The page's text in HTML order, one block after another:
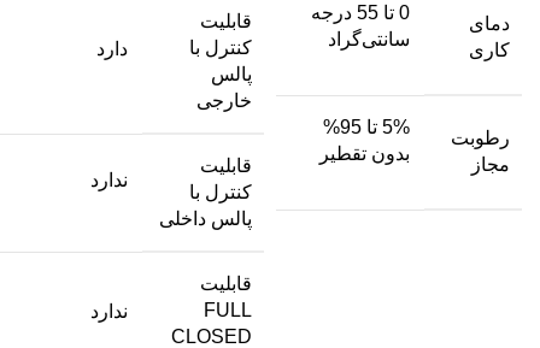
دمای
کاری
0 تا 55 درجه
سانتی‌گراد
رطوبت
مجاز
5% تا 95%
بدون تقطیر
قابلیت
کنترل با
پالس
خارجی
دارد
قابلیت
کنترل با
پالس داخلی
ندارد
قابلیت
FULL
CLOSED
ندارد